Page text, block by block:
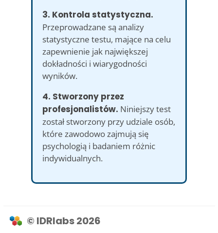
3. Kontrola statystyczna.
Przeprowadzane są analizy
statystyczne testu, mające na celu
zapewnienie jak największej
dokładności i wiarygodności
wyników.
4. Stworzony przez
profesjonalistów. Niniejszy test
został stworzony przy udziale osób,
które zawodowo zajmują się
psychologią i badaniem różnic
indywidualnych.
© IDRlabs 2026